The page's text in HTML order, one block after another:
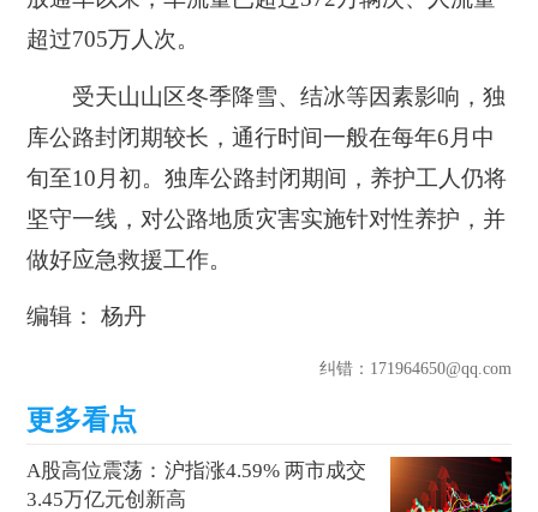
超过705万人次。
受天山山区冬季降雪、结冰等因素影响，独
库公路封闭期较长，通行时间一般在每年6月中
旬至10月初。独库公路封闭期间，养护工人仍将
坚守一线，对公路地质灾害实施针对性养护，并
做好应急救援工作。
编辑： 杨丹
纠错：171964650@qq.com
A股高位震荡：沪指涨4.59% 两市成交
3.45万亿元创新高